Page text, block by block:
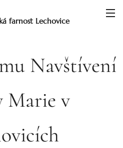
farnost Lechovice
Navštívení
Marie v